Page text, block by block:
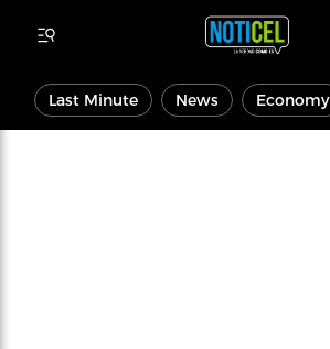
Last Minute News Economy